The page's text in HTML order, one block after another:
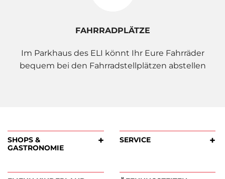
FAHRRADPLÄTZE
Im Parkhaus des ELI könnt Ihr Eure Fahrräder
bequem bei den Fahrradstellplätzen abstellen